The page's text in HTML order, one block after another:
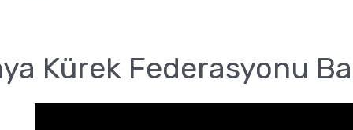
Kürek Federasyonu